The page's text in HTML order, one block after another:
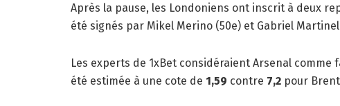
Après la pause, les Londoniens ont inscrit à deux
été signés par Mikel Merino (50e) et Gabriel
Les experts de 1xBet considéraient Arsenal
été estimée à une cote de 1,59 contre 7,2 pour